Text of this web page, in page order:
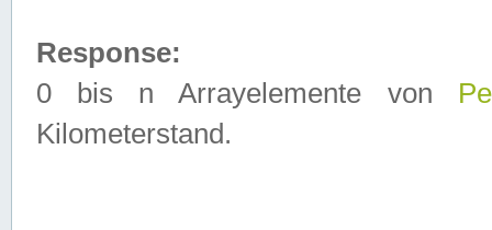
Response:
0 bis n Arrayelemente von
Kilometerstand.